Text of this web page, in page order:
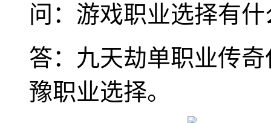
问：游戏职业选择有
答：九天劫单职业传
豫职业选择。